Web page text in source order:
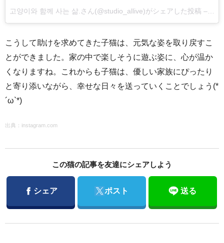
고양이와 함께 사는 삶.さん(@studio_allive)がシェアした投稿 –
こうして助けを求めてきた子猫は、元気な姿を取り戻すこ
とができました。家の中で楽しそうに遊ぶ姿に、心が温か
くなりますね。これからも子猫は、優しい家族にぴったり
と寄り添いながら、幸せな日々を送っていくことでしょう(*
´ω`*)
出典： instagram.com
この猫の記事を友達にシェアしよう
Facebook
シェア Twitter
ポスト 送る